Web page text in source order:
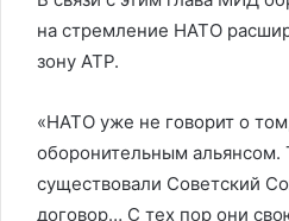
на стремление НАТО
зону АТР.
«НАТО уже не говорит о
оборонительным альянсом.
существовали Советский
договор… С тех пор они